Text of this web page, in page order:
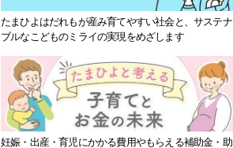
たまひよはだれもが産み育てやすい社会と、サステナ
ブルなこどものミライの実現をめざします
妊娠・出産・育児にかかる費用やもらえる補助金・助